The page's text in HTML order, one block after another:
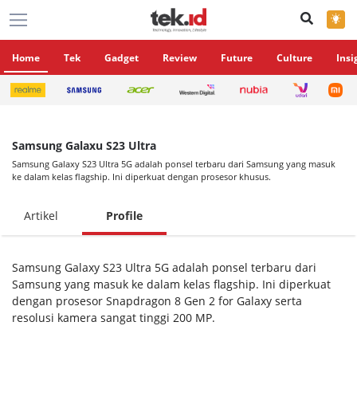
×
Home Tek Gadget Review Future Culture
Samsung Galaxu S23 Ultra
Samsung Galaxy S23 Ultra 5G adalah ponsel terbaru dari Samsung yang masuk
ke dalam kelas flagship. Ini diperkuat dengan prosesor khusus.
Artikel Profile
Samsung Galaxy S23 Ultra 5G adalah ponsel terbaru dari
Samsung yang masuk ke dalam kelas flagship. Ini diperkuat
dengan prosesor Snapdragon 8 Gen 2 for Galaxy serta
resolusi kamera sangat tinggi 200 MP.